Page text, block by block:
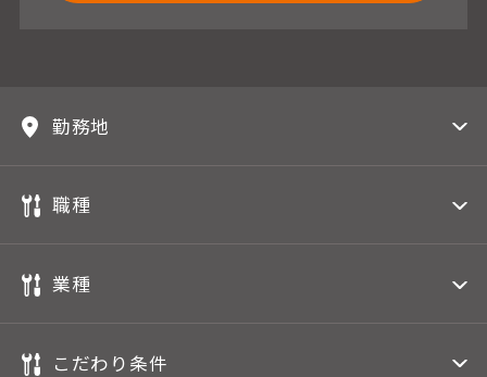
勤務地
職種
業種
こだわり条件